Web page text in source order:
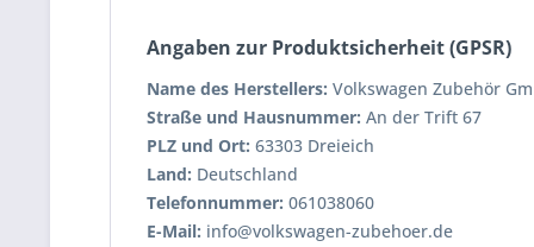
Angaben zur Produktsicherheit (GPSR)
Name des Herstellers: Volkswagen Zubehör
Straße und Hausnummer: An der Trift 67
PLZ und Ort: 63303 Dreieich
Land: Deutschland
Telefonnummer: 061038060
E-Mail: info@volkswagen-zubehoer.de